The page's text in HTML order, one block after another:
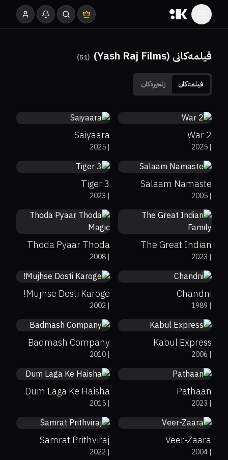
فیلمەکانی (Yash Raj Films) (
51
)
فیلمەکان زنجیرەکان 27%
0%
War 2
|
2025
Saiyaara
|
2025
6.2
Salaam Namaste
|
2005
7.4
Tiger 3
|
2023 6.4
The Great Indian
Family|
2023
4.9
Thoda Pyaar Thoda
Magic|
2008
6.8
Chandni
|
1989
5
Mujhse Dosti Karoge!
|
2002
6.8
Kabul Express
|
2006
6.1
Badmash Company
|
2010
6.6
0%
44%
Pathaan
|
2023
7.5
92%
Dum Laga Ke Haisha
|
2015
7.8
92%
Veer-Zaara
|
2004
5.8
Samrat Prithviraj
|
2022
7
82%
5.1
29%